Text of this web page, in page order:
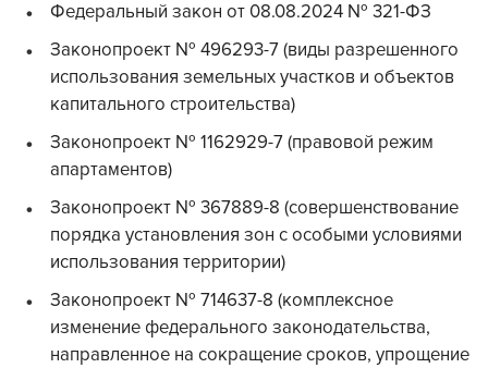
Федеральный закон от 08.08.2024 № 321-ФЗ
Законопроект № 496293-7 (виды разрешенного
использования земельных участков и объектов
капитального строительства)
Законопроект № 1162929-7 (правовой режим
апартаментов)
Законопроект № 367889-8 (совершенствование
порядка установления зон с особыми условиями
использования территории)
Законопроект № 714637-8 (комплексное
изменение федерального законодательства,
направленное на сокращение сроков, упрощение